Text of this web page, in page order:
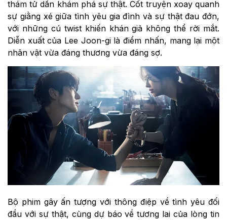
thám tử dần khám phá sự thật. Cốt truyện xoay quanh
sự giằng xé giữa tình yêu gia đình và sự thật đau đớn,
với những cú twist khiến khán giả không thể rời mắt.
Diễn xuất của Lee Joon-gi là điểm nhấn, mang lại một
nhân vật vừa đáng thương vừa đáng sợ.
Bộ phim gây ấn tượng với thông điệp về tình yêu đối
đầu với sự thật, cùng dự báo về tương lai của lòng tin